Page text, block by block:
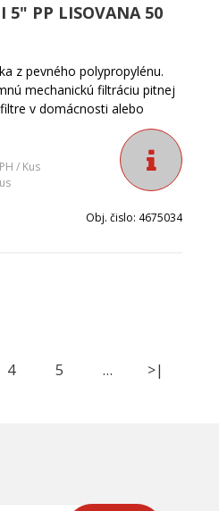
5" PP LISOVANA 50
z pevného polypropylénu.
mechanickú filtráciu pitnej
v domácnosti alebo
na odfiltrovanie zákalu,
sedimentov z vody.
50 mikrónov.
/ Kus
Obj. čislo: 4675034
4 5 … >|